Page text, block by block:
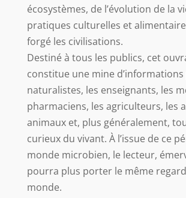
écosystèmes, de l’évolution de la
pratiques culturelles et
forgé les civilisations.
Destiné à tous les publics, cet
constitue une mine
naturalistes, les enseignants, les
pharmaciens, les agriculteurs, les
animaux et, plus généralement,
curieux du vivant. À l’issue de ce
monde microbien, le lecteur,
pourra plus porter le même
monde.